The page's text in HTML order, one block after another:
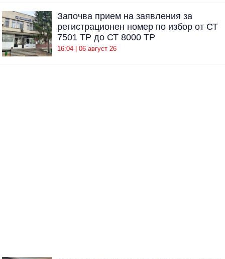
Започва прием на заявления за
регистрационен номер по избор от СТ
7501 ТР до СТ 8000 ТР
16:04 | 06 август 26